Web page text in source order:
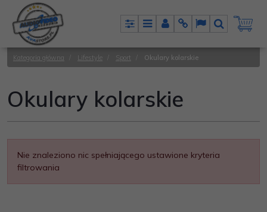
PanelMenuPanel
InfoLangSzukaj
Kategoria główna Lifestyle Sport Okulary kolarskie
Okulary kolarskie
Nie znaleziono nic spełniającego ustawione kryteria
filtrowania